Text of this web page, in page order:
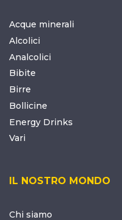
Acque minerali
Alcolici
Analcolici
Bibite
Birre
Bollicine
Energy Drinks
Vari
IL NOSTRO MONDO
Chi siamo